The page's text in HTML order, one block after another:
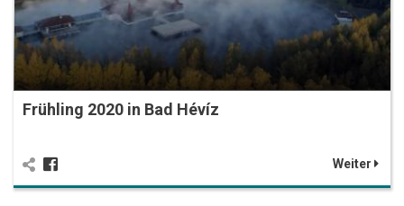
Frühling 2020 in Bad Hévíz
Weiter